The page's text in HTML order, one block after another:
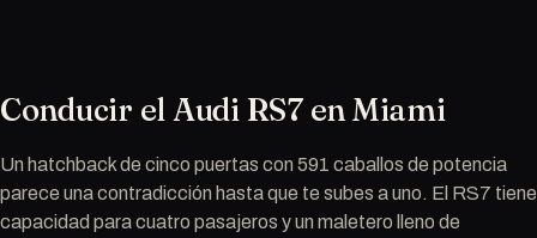
Conducir el Audi RS7 en Miami
Un hatchback de cinco puertas con 591 caballos de potencia
parece una contradicción hasta que te subes a uno. El RS7 tiene
capacidad para cuatro pasajeros y un maletero lleno de